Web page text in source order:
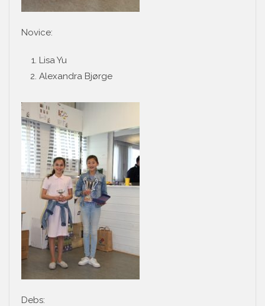
Novice:
Lisa Yu
Alexandra Bjørge
Debs: